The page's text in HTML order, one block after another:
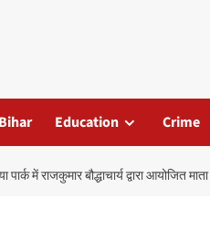
Bihar Education Crime
में राजकुमार बौद्धाचार्य द्वारा आयोजित